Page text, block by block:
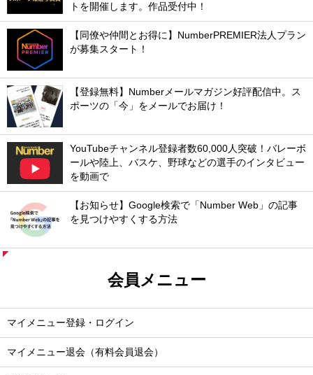
トを開催します。作品受付中！
【同僚や仲間とお得に】NumberPREMIER法人プラン
が募集スタート！
【登録無料】Numberメールマガジン好評配信中。ス
ポーツの「今」をメールでお届け！
YouTubeチャンネル登録者数60,000人突破！バレーボ
ールや陸上、バスケ、野球などの選手のインタビュー
を動画で
【お知らせ】Google検索で「Number Web」の記事
を見つけやすくする方法
会員メニュー
マイメニュー登録・ログイン
マイメニュー退会（有料会員退会）